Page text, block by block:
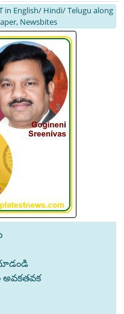
in English/ Hindi/ Telugu along
Newsbites
అవకతవక